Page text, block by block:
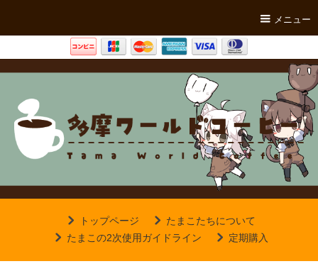
メニュー
トップページ
たまこたちについて
たまこの2次使用ガイドライン
定期購入